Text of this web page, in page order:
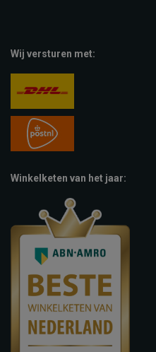
Wij versturen met:
Winkelketen van het jaar: